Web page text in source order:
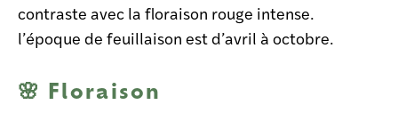
contraste avec la floraison rouge intense.
l’époque de feuillaison est d’avril à octobre.
🌸 Floraison